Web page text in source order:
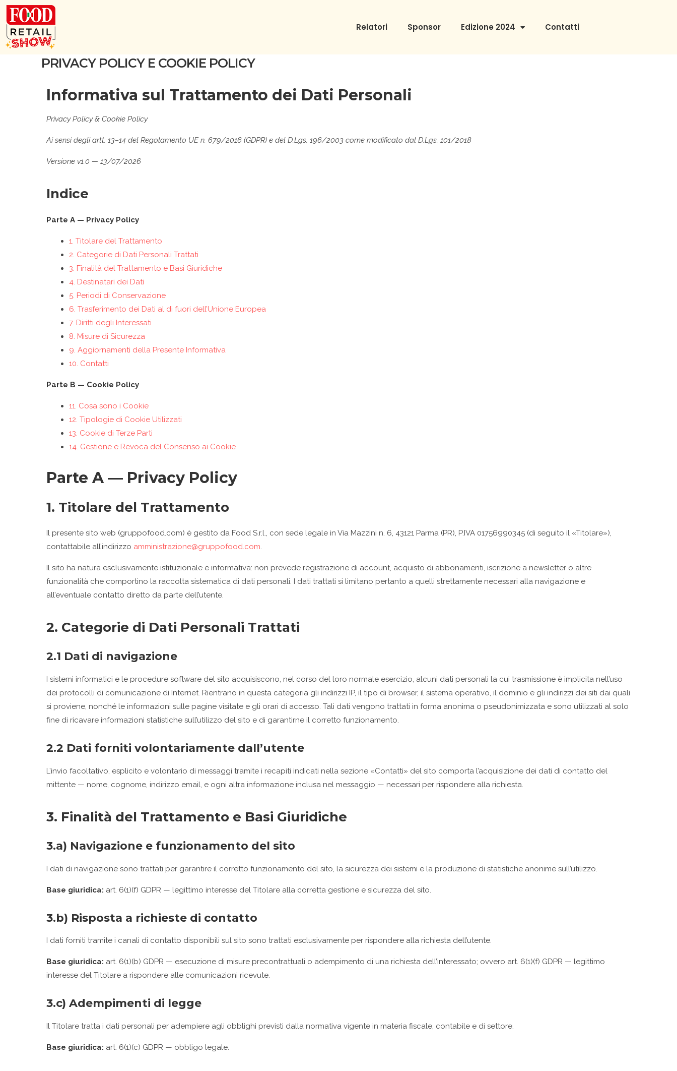
Relatori Sponsor Edizione 2024 Contatti
PRIVACY POLICY E COOKIE POLICY
Informativa sul Trattamento dei Dati Personali
Privacy Policy & Cookie Policy
Ai sensi degli artt. 13–14 del Regolamento UE n. 679/2016 (GDPR) e del D.Lgs. 196/2003 come modificato dal D.Lgs. 101/2018
Versione v1.0 — 13/07/2026
Indice
Parte A — Privacy Policy
1. Titolare del Trattamento
2. Categorie di Dati Personali Trattati
3. Finalità del Trattamento e Basi Giuridiche
4. Destinatari dei Dati
5. Periodi di Conservazione
6. Trasferimento dei Dati al di fuori dell’Unione Europea
7. Diritti degli Interessati
8. Misure di Sicurezza
9. Aggiornamenti della Presente Informativa
10. Contatti
Parte B — Cookie Policy
11. Cosa sono i Cookie
12. Tipologie di Cookie Utilizzati
13. Cookie di Terze Parti
14. Gestione e Revoca del Consenso ai Cookie
Parte A — Privacy Policy
1. Titolare del Trattamento
Il presente sito web (gruppofood.com) è gestito da Food S.r.l., con sede legale in Via Mazzini n. 6, 43121 Parma (PR), P.IVA 01756990345 (di seguito il «Titolare»),
contattabile all’indirizzo amministrazione@gruppofood.com.
Il sito ha natura esclusivamente istituzionale e informativa: non prevede registrazione di account, acquisto di abbonamenti, iscrizione a newsletter o altre
funzionalità che comportino la raccolta sistematica di dati personali. I dati trattati si limitano pertanto a quelli strettamente necessari alla navigazione e
all’eventuale contatto diretto da parte dell’utente.
2. Categorie di Dati Personali Trattati
2.1 Dati di navigazione
I sistemi informatici e le procedure software del sito acquisiscono, nel corso del loro normale esercizio, alcuni dati personali la cui trasmissione è implicita nell’uso
dei protocolli di comunicazione di Internet. Rientrano in questa categoria gli indirizzi IP, il tipo di browser, il sistema operativo, il dominio e gli indirizzi dei siti dai quali
si proviene, nonché le informazioni sulle pagine visitate e gli orari di accesso. Tali dati vengono trattati in forma anonima o pseudonimizzata e sono utilizzati al solo
fine di ricavare informazioni statistiche sull’utilizzo del sito e di garantirne il corretto funzionamento.
2.2 Dati forniti volontariamente dall’utente
L’invio facoltativo, esplicito e volontario di messaggi tramite i recapiti indicati nella sezione «Contatti» del sito comporta l’acquisizione dei dati di contatto del
mittente — nome, cognome, indirizzo email, e ogni altra informazione inclusa nel messaggio — necessari per rispondere alla richiesta.
3. Finalità del Trattamento e Basi Giuridiche
3.a) Navigazione e funzionamento del sito
I dati di navigazione sono trattati per garantire il corretto funzionamento del sito, la sicurezza dei sistemi e la produzione di statistiche anonime sull’utilizzo.
Base giuridica: art. 6(1)(f) GDPR — legittimo interesse del Titolare alla corretta gestione e sicurezza del sito.
3.b) Risposta a richieste di contatto
I dati forniti tramite i canali di contatto disponibili sul sito sono trattati esclusivamente per rispondere alla richiesta dell’utente.
Base giuridica: art. 6(1)(b) GDPR — esecuzione di misure precontrattuali o adempimento di una richiesta dell’interessato; ovvero art. 6(1)(f) GDPR — legittimo
interesse del Titolare a rispondere alle comunicazioni ricevute.
3.c) Adempimenti di legge
Il Titolare tratta i dati personali per adempiere agli obblighi previsti dalla normativa vigente in materia fiscale, contabile e di settore.
Base giuridica: art. 6(1)(c) GDPR — obbligo legale.